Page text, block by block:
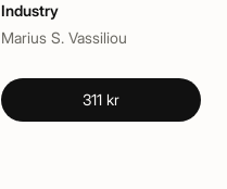
Industry
Marius S. Vassiliou
311 kr